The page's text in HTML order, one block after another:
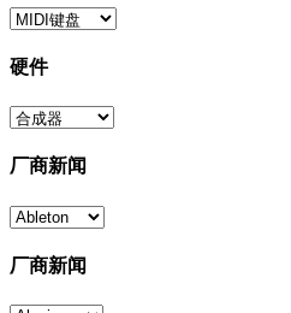
硬件
厂商新闻
厂商新闻